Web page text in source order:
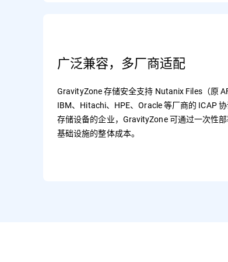
广泛兼容，多厂商适配
GravityZone 存储安全支持 Nutanix Files（原
IBM、Hitachi、HPE、Oracle 等厂商的 ICAP
存储设备的企业，GravityZone 可通过一次性
基础设施的整体成本。